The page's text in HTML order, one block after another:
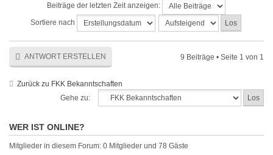
Beiträge der letzten Zeit anzeigen:
Sortiere nach
ANTWORT ERSTELLEN 9 Beiträge • Seite 1 von 1
Zurück zu FKK Bekanntschaften
Gehe zu:
WER IST ONLINE?
Mitglieder in diesem Forum: 0 Mitglieder und 78 Gäste